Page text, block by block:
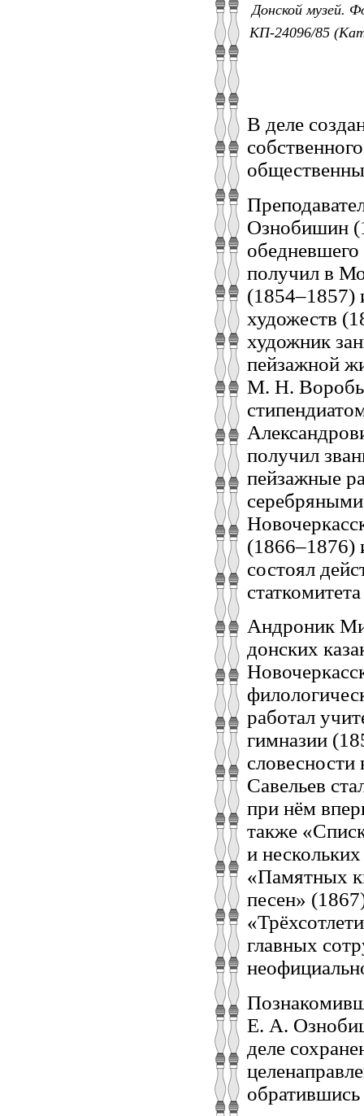
Донской музей.
КП-24096/85
В деле
Ознобишин
получил в
(1854–1857)
художеств
художник
пейзажной
М. Н.
получил
пейзажные
(1866–1876)
состоял
Андроник
донских
работал
гимназии
Савельев
при нём
также
и
«Памятных
песен»
главных
Е. А.
деле